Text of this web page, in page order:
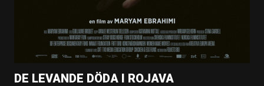
DE LEVANDE DÖDA I ROJAVA